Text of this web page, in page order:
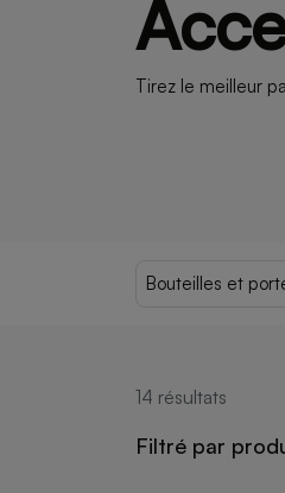
Tirez le meilleur
Bouteilles et
14 résultats
Filtré par